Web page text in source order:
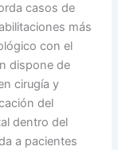
casos de
más
con el
dispone de
cirugía y
del
dentro del
a pacientes